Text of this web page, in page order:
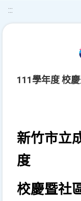
:::
111學年度 校
新竹市立
度
校慶暨社